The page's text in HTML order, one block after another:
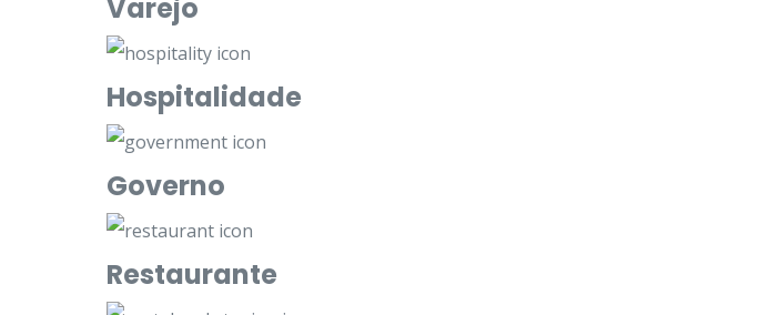
Varejo
Hospitalidade
Governo
Restaurante